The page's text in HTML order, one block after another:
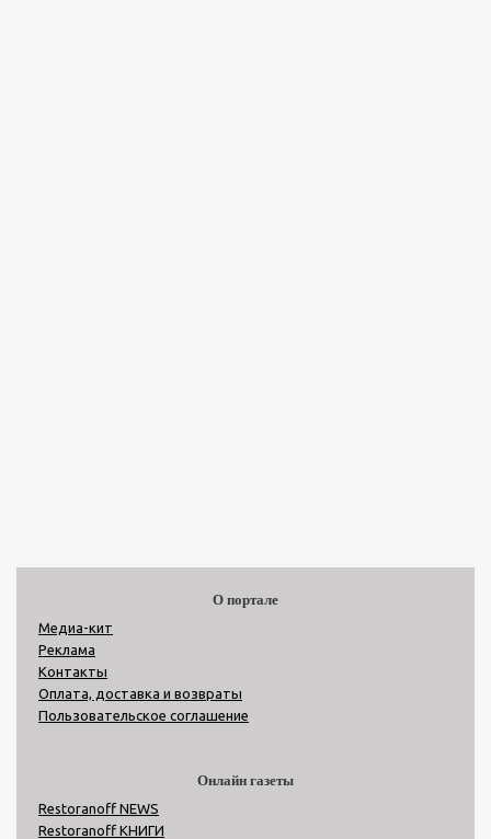
О портале
Медиа-кит
Реклама
Контакты
Оплата, доставка и возвраты
Пользовательское соглашение
Онлайн газеты
Restoranoff NEWS
Restoranoff КНИГИ